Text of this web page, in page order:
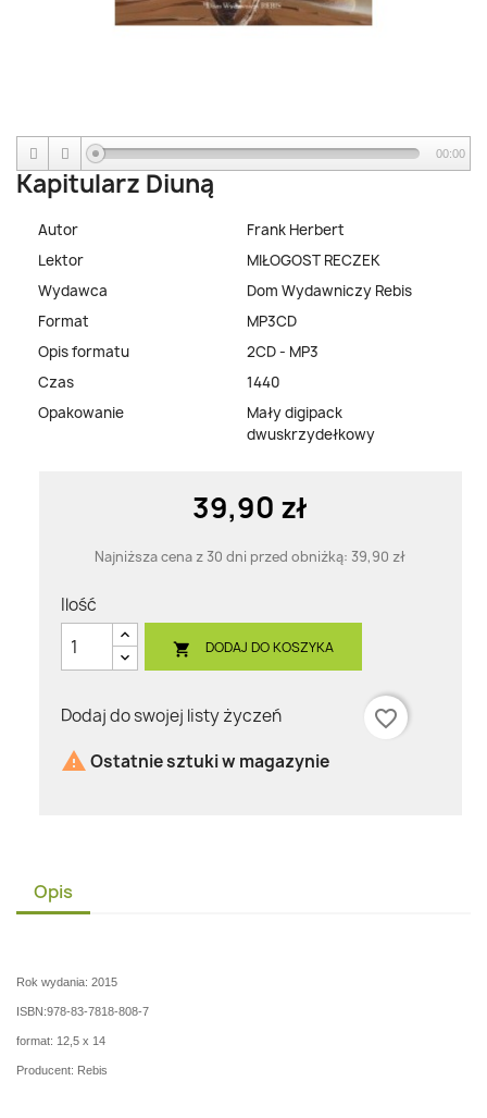
00:00
Kapitularz Diuną
Autor
Frank Herbert
Lektor
MIŁOGOST RECZEK
Wydawca
Dom Wydawniczy Rebis
Format
MP3CD
Opis formatu
2CD - MP3
Czas
1440
Opakowanie
Mały digipack
dwuskrzydełkowy
39,90 zł
Najniższa cena z 30 dni przed obniżką: 39,90 zł
Ilość
 DODAJ DO KOSZYKA
Dodaj do swojej listy życzeń
favorite_border
 Ostatnie sztuki w magazynie
Opis
Rok wydania: 2015
ISBN:978-83-7818-808-7
format: 12,5 x 14
Producent: Rebis